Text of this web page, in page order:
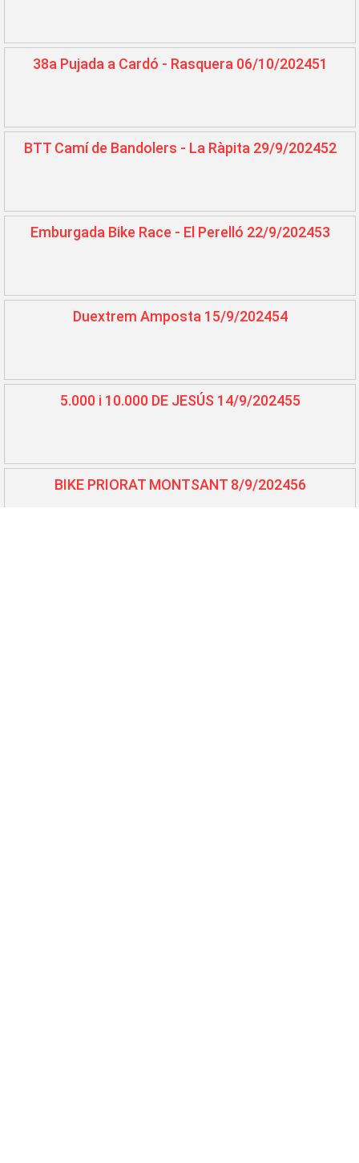
38a Pujada a Cardó - Rasquera 06/10/202451
BTT Camí de Bandolers - La Ràpita 29/9/202452
Emburgada Bike Race - El Perelló 22/9/202453
Duextrem Amposta 15/9/202454
5.000 i 10.000 DE JESÚS 14/9/202455
BIKE PRIORAT MONTSANT 8/9/202456